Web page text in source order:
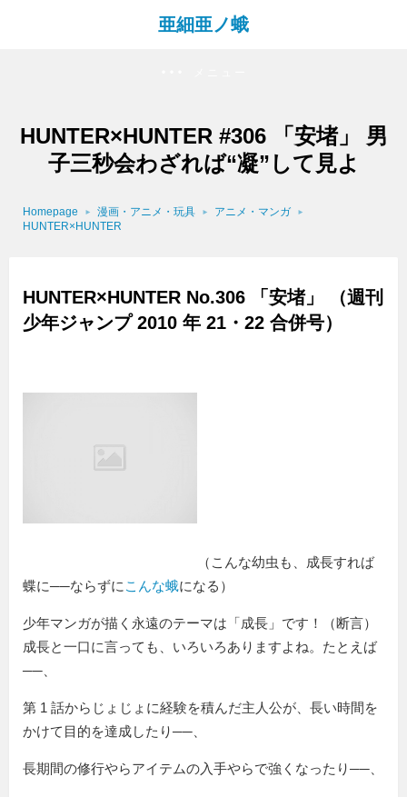
亜細亜ノ蛾
HUNTER×HUNTER #306 「安堵」 男
子三秒会わざれば“凝”して見よ
Homepage 漫画・アニメ・玩具
アニメ・マンガ
HUNTER×HUNTER
HUNTER×HUNTER No.306 「安堵」 （週刊
少年ジャンプ 2010 年 21・22 合併号）
（こんな幼虫も、成長すれば
蝶に──ならずに こんな蛾になる）
少年マンガが描く永遠のテーマは「成長」です！（断言）
成長と一口に言っても、いろいろありますよね。たとえば
──、
第 1 話からじょじょに経験を積んだ主人公が、長い時間を
かけて目的を達成したり──、
長期間の修行やらアイテムの入手やらで強くなったり──、